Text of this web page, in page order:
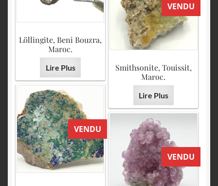
Löllingite, Beni Bouzra,
Maroc.
Lire Plus
VENDU
Smithsonite, Touissit,
Maroc.
Lire Plus
VENDU
VENDU